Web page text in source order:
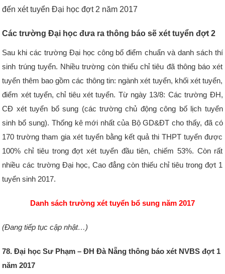
đến xét tuyển Đại học đợt 2 năm 2017
Các trường Đại học đưa ra thông báo sẽ xét tuyển đợt 2
Sau khi các trường Đại học công bố điểm chuẩn và danh sách thí
sinh trúng tuyển. Nhiều trường còn thiếu chỉ tiêu đã thông báo xét
tuyển thêm bao gồm các thông tin: ngành xét tuyển, khối xét tuyển,
điểm xét tuyển, chỉ tiêu xét tuyển. Từ ngày 13/8: Các trường ĐH,
CĐ xét tuyển bổ sung (các trường chủ động công bố lịch tuyển
sinh bổ sung). Thống kê mới nhất của Bộ GD&ĐT cho thấy, đã có
170 trường tham gia xét tuyển bằng kết quả thi THPT tuyển được
100% chỉ tiêu trong đợt xét tuyển đầu tiên, chiếm 53%. Còn rất
nhiều các trường Đại học, Cao đẳng còn thiếu chỉ tiêu trong đợt 1
tuyển sinh 2017.
Danh sách trường xét tuyển bổ sung năm 2017
(Đang tiếp tục cập nhật…)
78. Đại học Sư Phạm – ĐH Đà Nẵng thông báo xét NVBS đợt 1
năm 2017